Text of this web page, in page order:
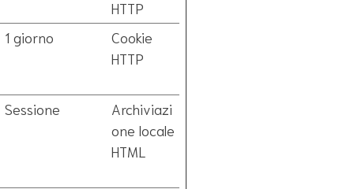
HTTP
1 giorno
Cookie
HTTP
Sessione
Archiviazi
one locale
HTML